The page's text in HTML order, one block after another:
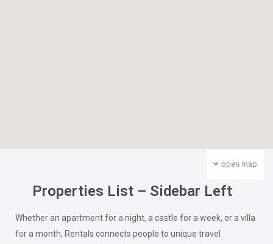
open map
Properties List – Sidebar Left
Whether an apartment for a night, a castle for a week, or a villa
for a month, Rentals connects people to unique travel